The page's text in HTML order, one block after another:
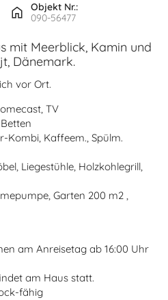
Objekt Nr.:
090-56477
mit Meerblick, Kamin und
Dänemark.
vor Ort.
TV
Kombi, Kaffeem., Spülm.
Liegestühle, Holzkohlegrill,
Garten 200 m2 ,
am Anreisetag ab 16:00 Uhr
am Haus statt.
fähig